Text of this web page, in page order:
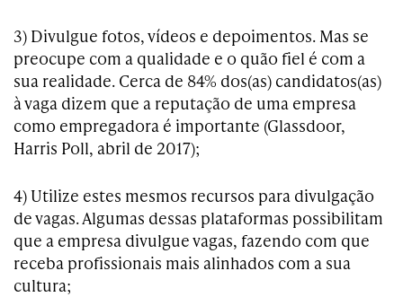
3) Divulgue fotos, vídeos e depoimentos. Mas se
preocupe com a qualidade e o quão fiel é com a
sua realidade. Cerca de 84% dos(as) candidatos(as)
à vaga dizem que a reputação de uma empresa
como empregadora é importante (Glassdoor,
Harris Poll, abril de 2017);
4) Utilize estes mesmos recursos para divulgação
de vagas. Algumas dessas plataformas possibilitam
que a empresa divulgue vagas, fazendo com que
receba profissionais mais alinhados com a sua
cultura;